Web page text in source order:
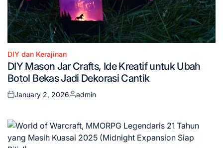
Posted
in
DIY dan Kerajinan
DIY Mason Jar Crafts, Ide Kreatif untuk Ubah
Botol Bekas Jadi Dekorasi Cantik
Posted
January 2, 2026
Posted
admin